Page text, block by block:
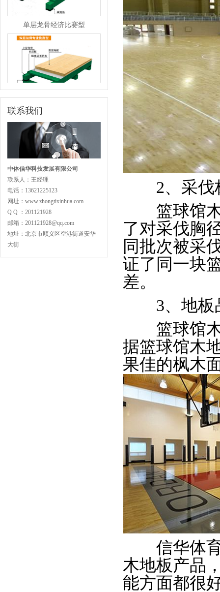
单层龙骨经济比赛型
双层龙骨专业比赛型
主副龙骨专业训练型
联系我们
中体信华科技发展有限公司
联系人：王经理
电话：13621225123
网址：www.zhongtixinhua.com
Q Q ：201121928
邮箱：201121928@qq.com
地址：北京市顺义区空港街道安华
大街
2、采伐
篮球馆木
了对采伐胸
同批次被采
证了同一块
差。
3、地板
篮球馆木
据篮球馆木
果佳的枫木
信华体育
木地板产品
能方面都很